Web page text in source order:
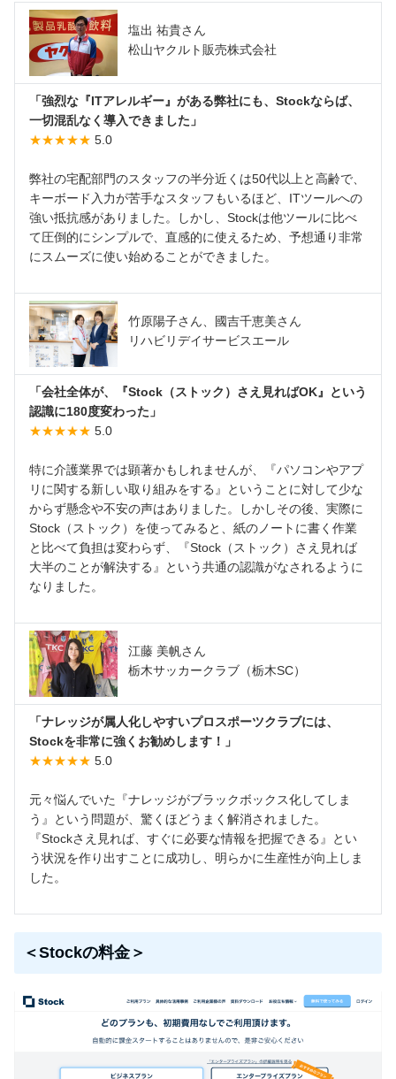
塩出 祐貴さん
松山ヤクルト販売株式会社
「強烈な『ITアレルギー』がある弊社にも、Stockならば、
一切混乱なく導入できました」
★★★★★ 5.0
弊社の宅配部門のスタッフの半分近くは50代以上と高齢で、
キーボード入力が苦手なスタッフもいるほど、ITツールへの
強い抵抗感がありました。しかし、Stockは他ツールに比べ
て圧倒的にシンプルで、直感的に使えるため、予想通り非常
にスムーズに使い始めることができました。
竹原陽子さん、國吉千恵美さん
リハビリデイサービスエール
「会社全体が、『Stock（ストック）さえ見ればOK』という
認識に180度変わった」
★★★★★ 5.0
特に介護業界では顕著かもしれませんが、『パソコンやアプ
リに関する新しい取り組みをする』ということに対して少な
からず懸念や不安の声はありました。しかしその後、実際に
Stock（ストック）を使ってみると、紙のノートに書く作業
と比べて負担は変わらず、『Stock（ストック）さえ見れば
大半のことが解決する』という共通の認識がなされるように
なりました。
江藤 美帆さん
栃木サッカークラブ（栃木SC）
「ナレッジが属人化しやすいプロスポーツクラブには、
Stockを非常に強くお勧めします！」
★★★★★ 5.0
元々悩んでいた『ナレッジがブラックボックス化してしま
う』という問題が、驚くほどうまく解消されました。
『Stockさえ見れば、すぐに必要な情報を把握できる』とい
う状況を作り出すことに成功し、明らかに生産性が向上しま
した。
＜Stockの料金＞